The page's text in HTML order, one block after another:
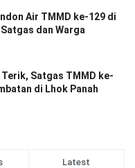
Air TMMD ke-129 di
dan Warga
Satgas TMMD ke-
di Lhok Panah
Latest